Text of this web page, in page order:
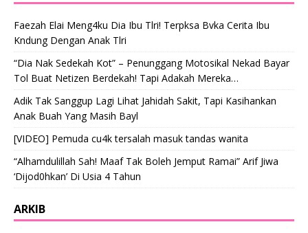
Faezah Elai Meng4ku Dia Ibu Tlri! Terpksa Bvka Cerita Ibu
Kndung Dengan Anak Tlri
“Dia Nak Sedekah Kot” – Penunggang Motosikal Nekad Bayar
Tol Buat Netizen Berdekah! Tapi Adakah Mereka…
Adik Tak Sanggup Lagi Lihat Jahidah Sakit, Tapi Kasihankan
Anak Buah Yang Masih Bayl
[VIDEO] Pemuda cu4k tersalah masuk tandas wanita
“Alhamdulillah Sah! Maaf Tak Boleh Jemput Ramai” Arif Jiwa
‘Dijod0hkan’ Di Usia 4 Tahun
ARKIB